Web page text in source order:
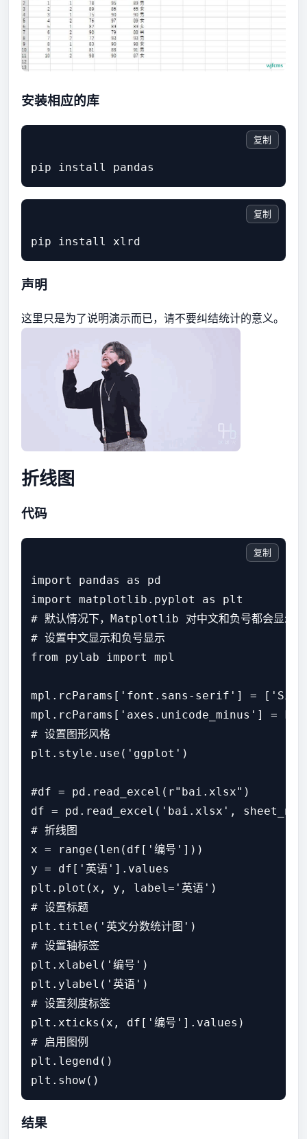
安装相应的库
复制
复制
声明
这里只是为了说明演示而已，请不要纠结统计的意义。
折线图
代码
import pandas as pd
import matplotlib.pyplot as plt
# 默认情况下，Matplotlib 对中文和负号都会显示为
# 设置中文显示和负号显示
from pylab import mpl
mpl.rcParams['font.sans-serif'] =
mpl.rcParams['axes.unicode_minus'] =
# 设置图形风格
plt.style.use('ggplot')
#df = pd.read_excel(r"bai.xlsx")
df = pd.read_excel('bai.xlsx',
# 折线图
x = range(len(df['编号']))
y = df['英语'].values
plt.plot(x, y, label='英语')
# 设置标题
plt.title('英文分数统计图')
# 设置轴标签
plt.xlabel('编号')
plt.ylabel('英语')
# 设置刻度标签
plt.xticks(x, df['编号'].values)
# 启用图例
plt.legend()
复制
结果